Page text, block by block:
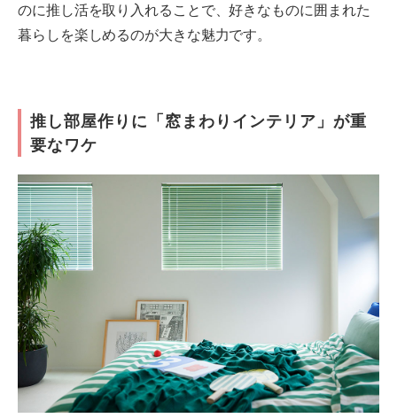
のに推し活を取り入れることで、好きなものに囲まれた
暮らしを楽しめるのが大きな魅力です。
推し部屋作りに「窓まわりインテリア」が重
要なワケ